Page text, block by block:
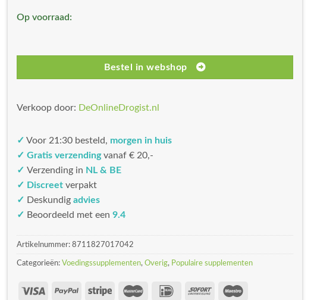
€36,99.
Op voorraad:
Bestel in webshop
Verkoop door: DeOnlineDrogist.nl
✓ Voor 21:30 besteld, morgen in huis
✓ Gratis verzendingvanaf € 20,-
✓ Verzending in NL & BE
✓ Discreet verpakt
✓ Deskundig advies
✓ Beoordeeld met een 9.4
Artikelnummer: 8711827017042
Categorieën: Voedingssupplementen, Overig, Populaire supplementen